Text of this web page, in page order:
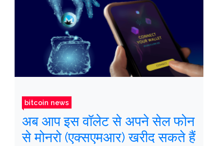
bitcoin news
अब आप इस वॉलेट से अपने सेल फोन
से मोनरो (एक्सएमआर) खरीद सकते हैं